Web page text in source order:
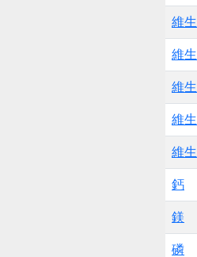
維
維
維
維
維
鈣
鎂
磷